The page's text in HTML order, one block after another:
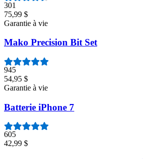
301
75,99 $
Garantie à vie
Mako Precision Bit Set
945
54,95 $
Garantie à vie
Batterie iPhone 7
605
42,99 $